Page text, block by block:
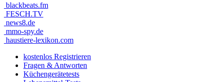
blackbeats.fm
FESCH.TV
news8.de
mmo-spy.de
haustiere-lexikon.com
kostenlos Registrieren
Fragen & Antworten
Küchengerätetests